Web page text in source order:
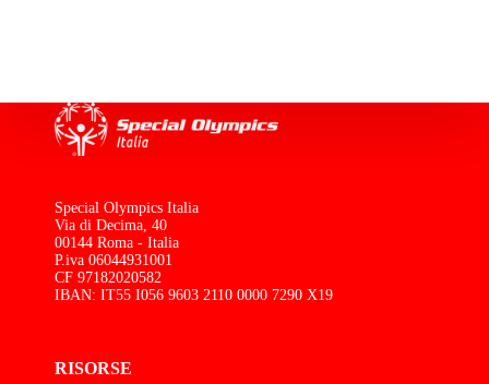
Special Olympics Italia
Via di Decima, 40
00144 Roma - Italia
P.iva 06044931001
CF 97182020582
IBAN: IT55 I056 9603 2110 0000 7290 X19
RISORSE